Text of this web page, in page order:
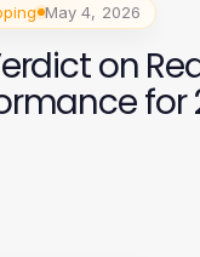
May 4, 2026
on
for